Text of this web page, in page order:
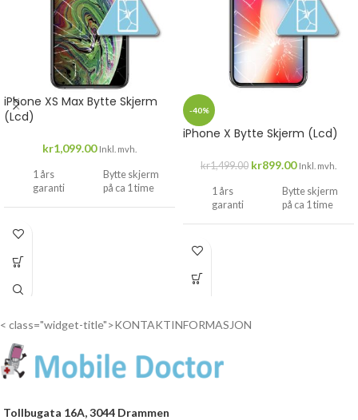
iPhone XS Max Bytte Skjerm
(Lcd)
kr1,099.00 Inkl. mvh.
1 års
garanti
Bytte skjerm
på ca 1 time
-40%
iPhone X Bytte Skjerm (Lcd)
kr1,499.00 kr899.00 Inkl. mvh.
1 års
garanti
Bytte skjerm
på ca 1 time
< class="widget-title">KONTAKTINFORMASJON
Tollbugata 16A, 3044 Drammen